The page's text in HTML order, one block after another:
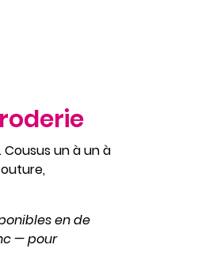
un à un à
en de
— pour